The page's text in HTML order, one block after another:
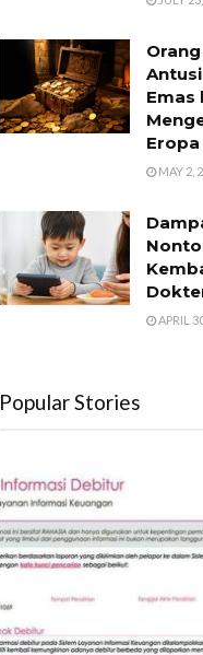
Emas
Eropa
MAY 2,
APRIL
Popular Stories